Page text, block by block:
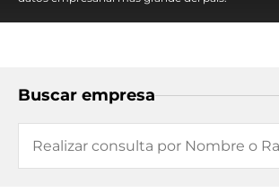
Buscar empresa